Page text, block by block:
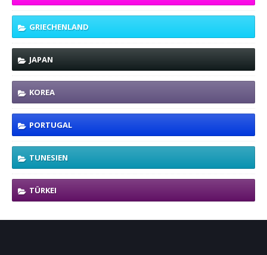
GRIECHENLAND
JAPAN
KOREA
PORTUGAL
TUNESIEN
TÜRKEI